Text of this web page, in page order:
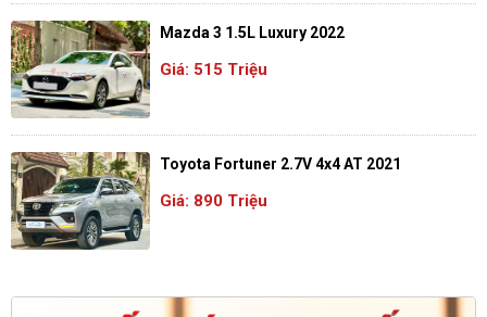
Mazda 3 1.5L Luxury 2022
Giá: 515 Triệu
Toyota Fortuner 2.7V 4x4 AT 2021
Giá: 890 Triệu